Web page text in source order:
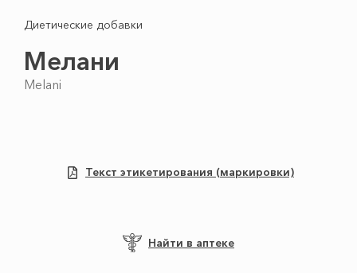
Диетические добавки
Мелани
Melani
Текст этикетирования (маркировки)
Найти в аптеке